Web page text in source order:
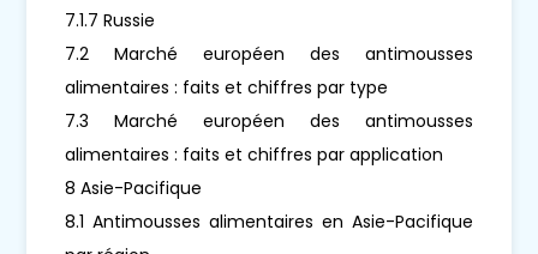
7.1.7 Russie
7.2 Marché européen des antimousses
alimentaires : faits et chiffres par type
7.3 Marché européen des antimousses
alimentaires : faits et chiffres par application
8 Asie-Pacifique
8.1 Antimousses alimentaires en Asie-Pacifique